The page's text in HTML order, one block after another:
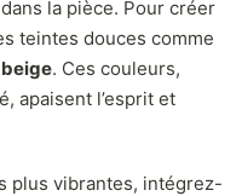
la pièce. Pour créer
teintes douces comme
beige. Ces couleurs,
apaisent l’esprit et
plus vibrantes, intégrez-